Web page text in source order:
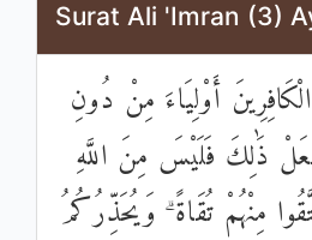
Surat Ali 'Imran (3)
أَوْلِيَاءَ مِنْ دُونِ
ذَٰلِكَ فَلَيْسَ مِنَ اللَّهِ
مِنْهُمْ تُقَاةً ۗ وَيُحَذِّرُكُمُ